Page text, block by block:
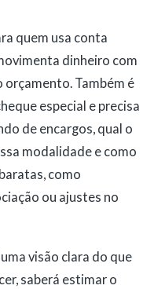
quem usa conta
dinheiro com
Também é
especial e precisa
de encargos, qual o
modalidade e como
como
ou ajustes no
visão clara do que
saberá estimar o